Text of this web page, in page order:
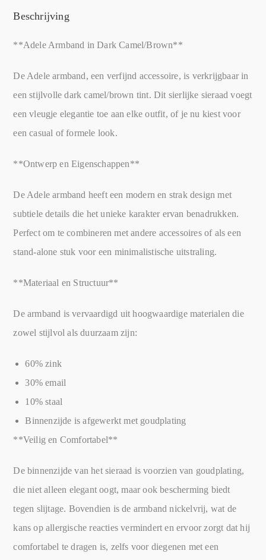
Beschrijving
**Adele Armband in Dark Camel/Brown**
De Adele armband, een verfijnd accessoire, is verkrijgbaar in
een stijlvolle dark camel/brown tint. Dit sierlijke sieraad voegt
een vleugje elegantie toe aan elke outfit, of je nu kiest voor
een casual of formele look.
**Ontwerp en Eigenschappen**
De Adele armband heeft een modern en strak design met
subtiele details die het unieke karakter ervan benadrukken.
Perfect om te combineren met andere accessoires of als een
stand-alone stuk voor een minimalistische uitstraling.
**Materiaal en Structuur**
De armband is vervaardigd uit hoogwaardige materialen die
zowel stijlvol als duurzaam zijn:
60% zink
30% email
10% staal
Binnenzijde is afgewerkt met goudplating
**Veilig en Comfortabel**
De binnenzijde van het sieraad is voorzien van goudplating,
die niet alleen elegant oogt, maar ook bescherming biedt
tegen slijtage. Bovendien is de armband nickelvrij, wat de
kans op allergische reacties vermindert en ervoor zorgt dat hij
comfortabel te dragen is, zelfs voor diegenen met een